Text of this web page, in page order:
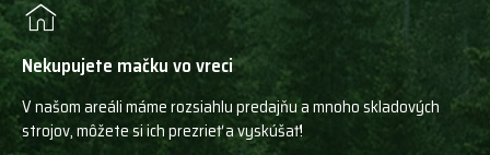
Nekupujete mačku vo vreci
V našom areáli máme rozsiahlu predajňu a mnoho skladových
strojov, môžete si ich prezrieť a vyskúšať!